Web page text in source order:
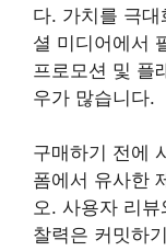
다. 가치를 극
셜 미디어에서
프로모션 및 플
우가 많습니다.
구매하기 전에
폼에서 유사한
오. 사용자 리
찰력은 커밋하